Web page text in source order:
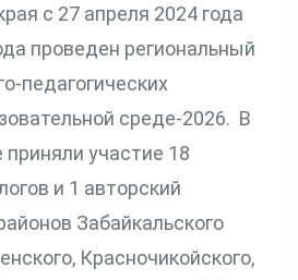
с 27 апреля 2024 года
проведен региональный
педагогических
среде-2026. В
участие 18
и 1 авторский
Забайкальского
Красночикойского,